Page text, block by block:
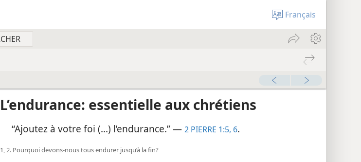
Français
L’endurance: essentielle aux chrétiens
“Ajoutez à votre foi (...) l’endurance.” — 2 PIERRE 1:5, 6.
1, 2. Pourquoi devons-​nous tous endurer jusqu’à la fin?